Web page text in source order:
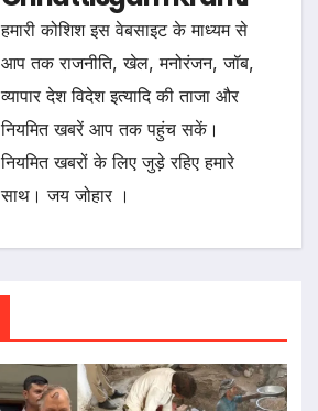
हमारी कोशिश इस वेबसाइट के माध्यम से
आप तक राजनीति, खेल, मनोरंजन, जॉब,
व्यापार देश विदेश इत्यादि की ताजा और
नियमित खबरें आप तक पहुंच सकें।
नियमित खबरों के लिए जुड़े रहिए हमारे
साथ। जय जोहार ।